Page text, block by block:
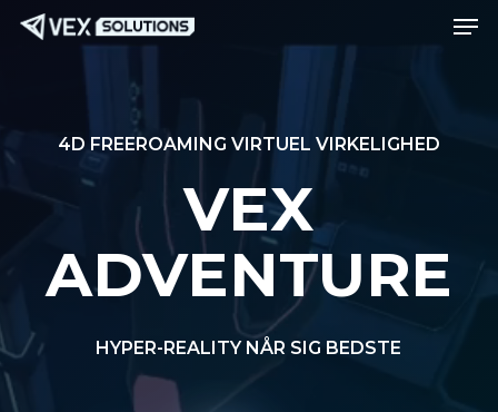
Spring
4D FREEROAMING VIRTUEL VIRKELIGHED
VEX
ADVENTURE
HYPER-REALITY NÅR SIG BEDSTE
Menu